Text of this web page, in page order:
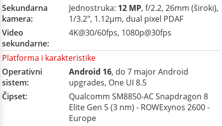
Sekundarna
kamera:
Jednostruka: 12 MP, f/2.2, 26mm (široki),
1/3.2", 1.12µm, dual pixel PDAF
Video
sekundarne:
4K@30/60fps, 1080p@30fps
Platforma i karakteristike
Operativni
sistem:
Android 16, do 7 major Android
upgrades, One UI 8.5
Čipset:
Qualcomm SM8850-AC Snapdragon 8
Elite Gen 5 (3 nm) - ROWExynos 2600 -
Europe